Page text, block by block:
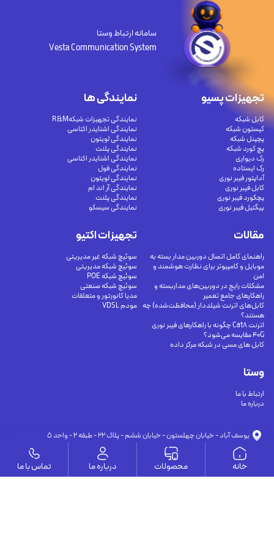
سامانه ارتباط وستا
Vesta Communication System
وستا
ارتباط با ما
درباره ما
تجهیزات پسیو
کابل شبکه
کیستون شبکه
پچپنل شبکه
پچ کورد شبکه
رک دیواری
رک ایستاده
آداپتور فیبر نوری
کابل فیبر نوری
پچکورد فیبر نوری
پیگتیل فیبر نوری
تجهیزات اکتیو
سوئیچ شبکه غیر مدیریتی
سوئیچ شبکه مدیریتی
سوئیچ شبکه POE
سوئیچ شبکه صنعتی
مدیا کانورتور و متعلقات
مودم VDSL
نمایندگی ها
نمایندگی تجهیزات شبکهR&M
نمایندگی اشنایدر اکتاسی
نمایندگی لویتون
نمایندگی پلنت
نمایندگی اشنایدر اکتاسی
نمایندگی فول
نمایندگی لویتون
نمایندگی آر اند ام
نمایندگی پلنت
نمایندگی سیسکو
مقالات
راهنمای کامل اتصال دوربین مدار بسته به
موبایل و کامپیوتر برای نظارت هوشمند و
امن
مشکلات رایج در دوربین‌های مداربسته و
راهکارهای جامع تعمیر
کابل‌های اترنت شیلددار (محافظت‌شده) چه
هستند؟
اترنت Cat8 چگونه با راهکارهای فیبر نوری
40G مقایسه می‌شود؟
کابل های مسی در شبکه مرکز داده
يوسف آباد - خيابان چهلستون - خيابان ششم - پلاك ٢٢ - طبقه ٢ - واحد ٥
info@vesta-com.com
09126394251
09191302116
خانه محصولات درباره ما تماس با ما